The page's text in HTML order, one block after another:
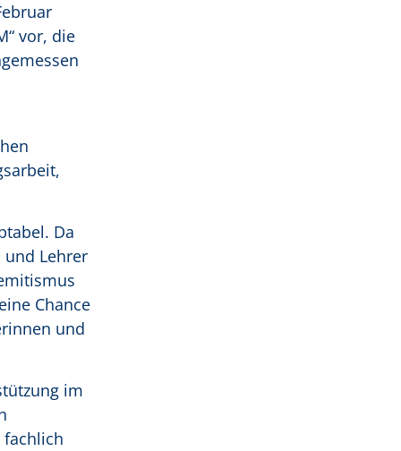
vor, die
Da
Lehrer
Chance
und
im
fachlich